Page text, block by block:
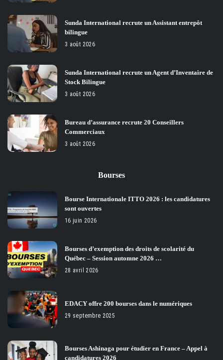
Sunda International recrute un Assistant entrepôt
bilingue
3 août 2026
Sunda International recrute un Agent d’Inventaire de
Stock Bilingue
3 août 2026
Bureau d’assurance recrute 20 Conseillers
Commerciaux
3 août 2026
Bourses
Bourse Internationale ITTO 2026 : les candidatures
sont ouvertes
16 juin 2026
Bourses d’exemption des droits de scolarité du
Québec – Session automne 2026 …
28 avril 2026
EDACY offre 200 bourses dans le numériques
29 septembre 2025
Bourses Ashinaga pour étudier en France – Appel à
candidatures 2026